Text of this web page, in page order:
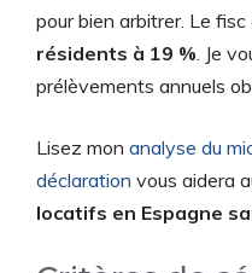
pour bien arbitrer. Le fisc
résidents à 19 %. Je
prélèvements annuels
Lisez mon analyse du
déclaration vous aidera
locatifs en Espagne